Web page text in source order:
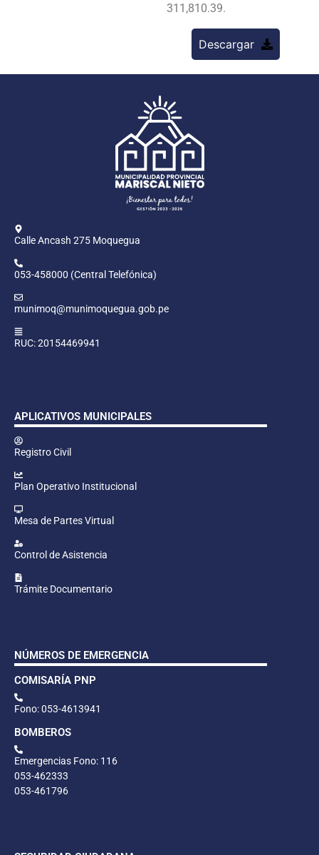
311,810.39.
Descargar
Calle Ancash 275 Moquegua
053-458000 (Central Telefónica)
munimoq@munimoquegua.gob.pe
RUC: 20154469941
APLICATIVOS MUNICIPALES
Registro Civil
Plan Operativo Institucional
Mesa de Partes Virtual
Control de Asistencia
Trámite Documentario
NÚMEROS DE EMERGENCIA
COMISARÍA PNP
Fono: 053-4613941
BOMBEROS
Emergencias Fono: 116
053-462333
053-461796